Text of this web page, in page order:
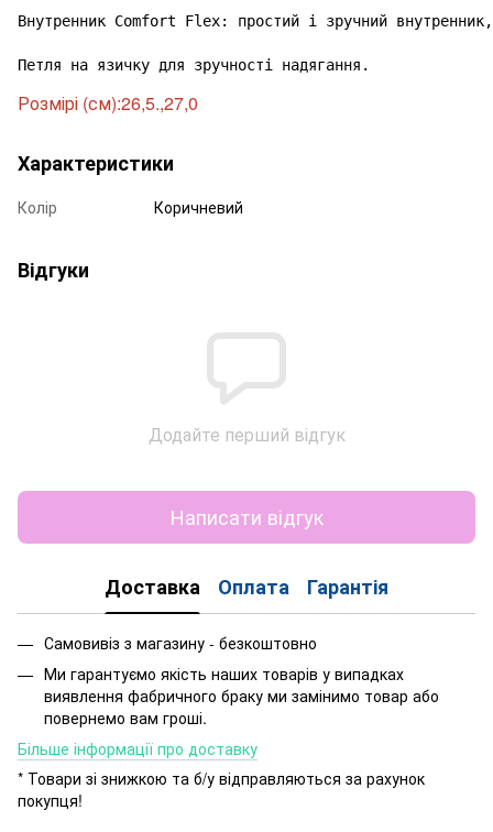
Внутренник Comfort Flex: простий і зручний
Петля на язичку для зручності надягання.
Розмірі (см):26,5.,27,0
Характеристики
Колір Коричневий
Відгуки
Додайте перший відгук
Написати відгук
Доставка Оплата Гарантія
Самовивіз з магазину - безкоштовно
Ми гарантуємо якість наших товарів у випадках
виявлення фабричного браку ми замінимо товар або
повернемо вам гроші.
Більше інформації про доставку
* Товари зі знижкою та б/у відправляються за рахунок
покупця!